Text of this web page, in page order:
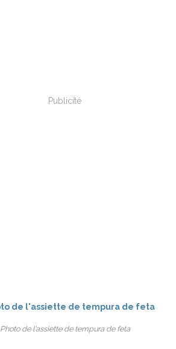
Publicité
Photo de l'assiette de tempura de feta